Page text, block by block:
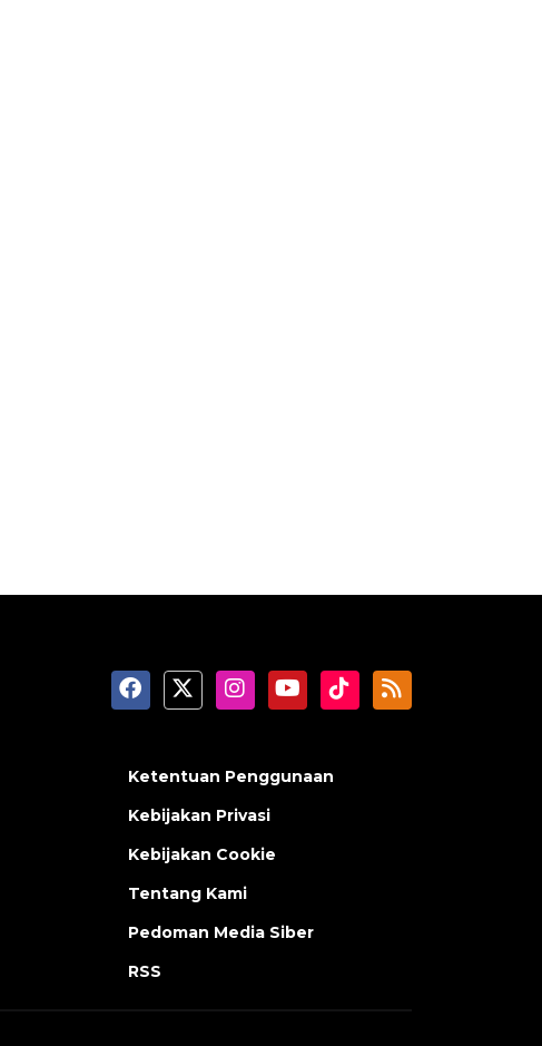
Ketentuan Penggunaan
Kebijakan Privasi
Kebijakan Cookie
Tentang Kami
Pedoman Media Siber
RSS